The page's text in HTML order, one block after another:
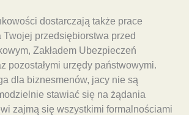
dostarczają także prace
Twojej przedsiębiorstwa przed
Zakładem Ubezpieczeń
pozostałymi urzędy państwowymi.
dla biznesmenów, jacy nie są
stawiać się na żądania
zajmą się wszystkimi formalnościami